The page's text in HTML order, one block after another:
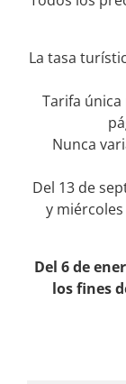
La tasa
Tarifa
Nunca
Del 13 de
y
Del 6 de
los fines